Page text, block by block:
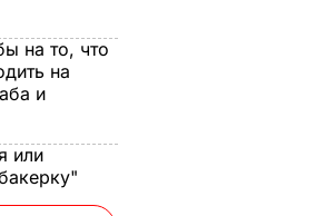
на то, что
на
и
или